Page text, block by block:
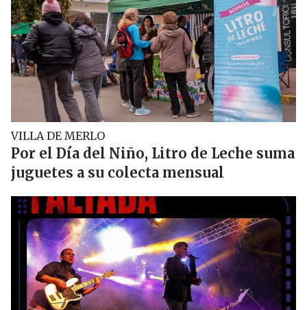
VILLA DE MERLO
Por el Día del Niño, Litro de Leche suma
juguetes a su colecta mensual